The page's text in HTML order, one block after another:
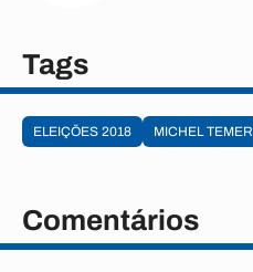
Tags
ELEIÇÕES 2018 MICHEL TEMER
Comentários